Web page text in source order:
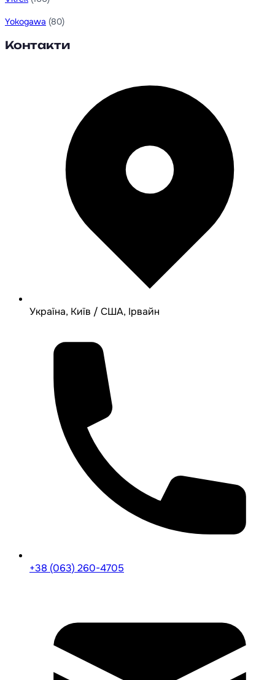
Yokogawa (80)
Контакти
Україна, Київ / США, Ірвайн
+38 (063) 260-4705